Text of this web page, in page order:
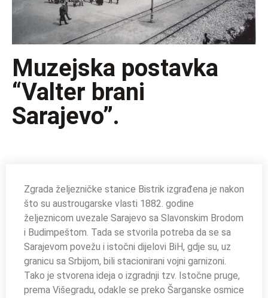
Muzejska postavka
“Valter brani
Sarajevo”.
Zgrada željezničke stanice Bistrik izgrađena je nakon
što su austrougarske vlasti 1882. godine
željeznicom uvezale Sarajevo sa Slavonskim Brodom
i Budimpeštom. Tada se stvorila potreba da se sa
Sarajevom povežu i istočni dijelovi BiH, gdje su, uz
granicu sa Srbijom, bili stacionirani vojni garnizoni.
Tako je stvorena ideja o izgradnji tzv. Istočne pruge,
prema Višegradu, odakle se preko Šarganske osmice